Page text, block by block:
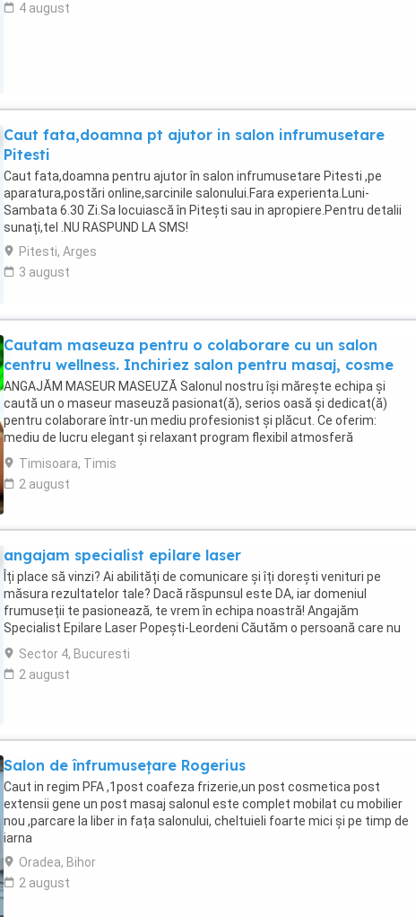
4 august
Caut fata,doamna pt ajutor in salon infrumusetare
Pitesti
Caut fata,doamna pentru ajutor în salon infrumusetare Pitesti ,pe
aparatura,postări online,sarcinile salonului.Fara experienta.Luni-
Sambata 6.30 Zi.Sa locuiască în Pitești sau in apropiere.Pentru detalii
sunați,tel .NU RASPUND LA SMS!
Pitesti, Arges
3 august
Cautam maseuza pentru o colaborare cu un salon
centru wellness. Inchiriez salon pentru masaj, cosme
ANGAJĂM MASEUR MASEUZĂ Salonul nostru își mărește echipa și
caută un o maseur maseuză pasionat(ă), serios oasă și dedicat(ă)
pentru colaborare într-un mediu profesionist și plăcut. Ce oferim:
mediu de lucru elegant și relaxant program flexibil atmosferă
prietenoasă și respectuoasă Cerințe: ...
Timisoara, Timis
2 august
angajam specialist epilare laser
Îți place să vinzi? Ai abilități de comunicare și îți dorești venituri pe
măsura rezultatelor tale? Dacă răspunsul este DA, iar domeniul
frumuseții te pasionează, te vrem în echipa noastră! Angajăm
Specialist Epilare Laser Popești-Leordeni Căutăm o persoană care nu
doar efectuează proceduri, ...
Sector 4, Bucuresti
2 august
Salon de înfrumusețare Rogerius
Caut in regim PFA ,1post coafeza frizerie,un post cosmetica post
extensii gene un post masaj salonul este complet mobilat cu mobilier
nou ,parcare la liber in fața salonului, cheltuieli foarte mici și pe timp de
iarna
Oradea, Bihor
2 august